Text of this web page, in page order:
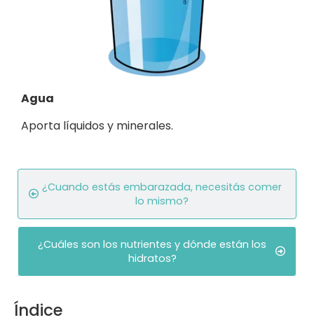
Agua
Aporta líquidos y minerales.
¿Cuando estás embarazada, necesitás comer
lo mismo?
¿Cuáles son los nutrientes y dónde están los
hidratos?
Índice